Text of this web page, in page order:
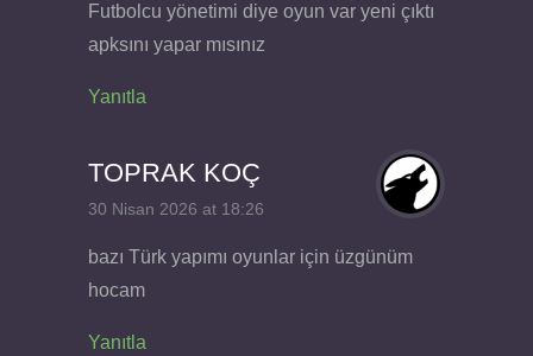
Futbolcu yönetimi diye oyun var yeni çıktı
apksını yapar mısınız
Yanıtla
TOPRAK KOÇ
30 Nisan 2026 at 18:26
bazı Türk yapımı oyunlar için üzgünüm
hocam
Yanıtla